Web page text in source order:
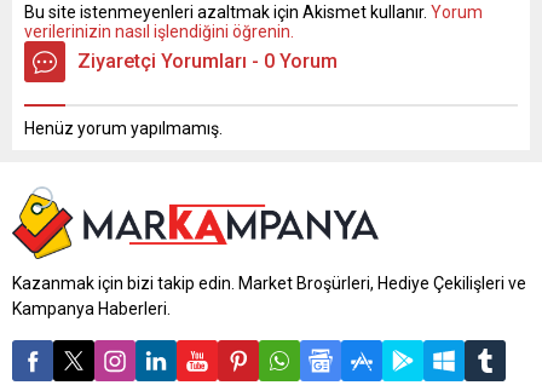
Bu site istenmeyenleri azaltmak için Akismet kullanır. Yorum
verilerinizin nasıl işlendiğini öğrenin.
Ziyaretçi Yorumları - 0 Yorum
Henüz yorum yapılmamış.
Kazanmak için bizi takip edin. Market Broşürleri, Hediye Çekilişleri ve
Kampanya Haberleri.